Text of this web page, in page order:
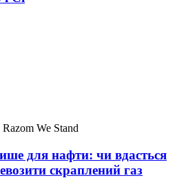
Razom We Stand
для нафти: чи вдасться
скраплений газ